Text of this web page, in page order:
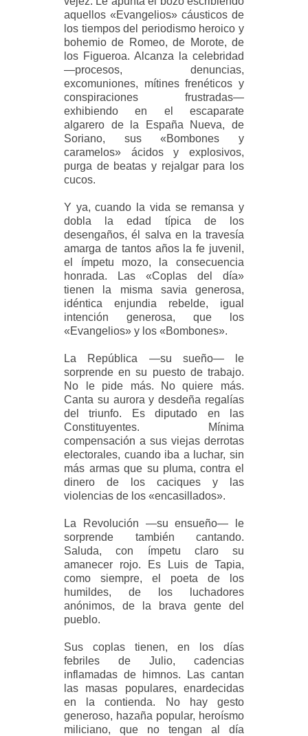
aquellos «Evangelios» cáusticos de
los tiempos del periodismo heroico y
bohemio de Romeo, de Morote, de
los Figueroa. Alcanza la celebridad
—procesos, denuncias,
excomuniones, mítines frenéticos y
conspiraciones frustradas—
exhibiendo en el escaparate
algarero de la España Nueva, de
Soriano, sus «Bombones y
caramelos» ácidos y explosivos,
purga de beatas y rejalgar para los
cucos.
Y ya, cuando la vida se remansa y
dobla la edad típica de los
desengaños, él salva en la travesía
amarga de tantos años la fe juvenil,
el ímpetu mozo, la consecuencia
honrada. Las «Coplas del día»
tienen la misma savia generosa,
idéntica enjundia rebelde, igual
intención generosa, que los
«Evangelios» y los «Bombones».
La República —su sueño— le
sorprende en su puesto de trabajo.
No le pide más. No quiere más.
Canta su aurora y desdeña regalías
del triunfo. Es diputado en las
Constituyentes. Mínima
compensación a sus viejas derrotas
electorales, cuando iba a luchar, sin
más armas que su pluma, contra el
dinero de los caciques y las
violencias de los «encasillados».
La Revolución —su ensueño— le
sorprende también cantando.
Saluda, con ímpetu claro su
amanecer rojo. Es Luis de Tapia,
como siempre, el poeta de los
humildes, de los luchadores
anónimos, de la brava gente del
pueblo.
Sus coplas tienen, en los días
febriles de Julio, cadencias
inflamadas de himnos. Las cantan
las masas populares, enardecidas
en la contienda. No hay gesto
generoso, hazaña popular, heroísmo
miliciano, que no tengan al día